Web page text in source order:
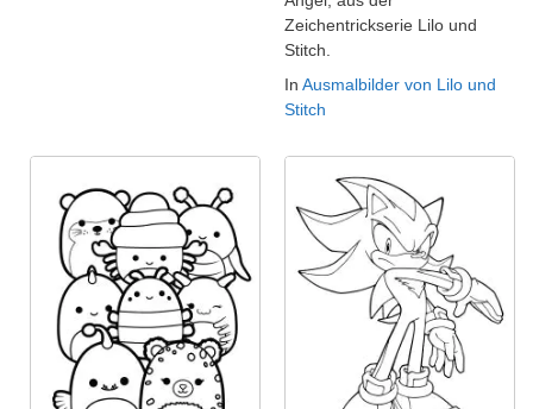
Zeichentrickserie Lilo und
Stitch.
In Ausmalbilder von Lilo und
Stitch